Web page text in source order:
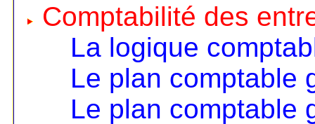
Comptabilité des
La logique
Le plan comptable
Le plan comptable